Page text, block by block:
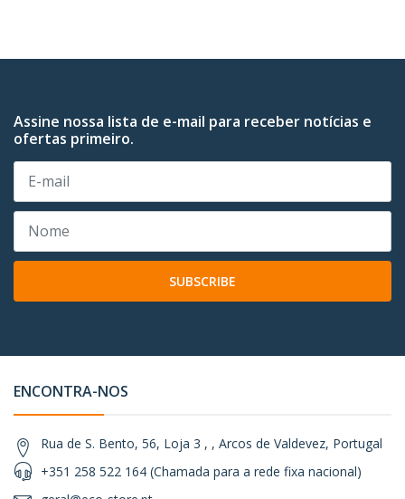
Assine nossa lista de e-mail para receber notícias e
ofertas primeiro.
SUBSCRIBE
ENCONTRA-NOS
Rua de S. Bento, 56, Loja 3 , , Arcos de Valdevez, Portugal
+351 258 522 164 (Chamada para a rede fixa nacional)